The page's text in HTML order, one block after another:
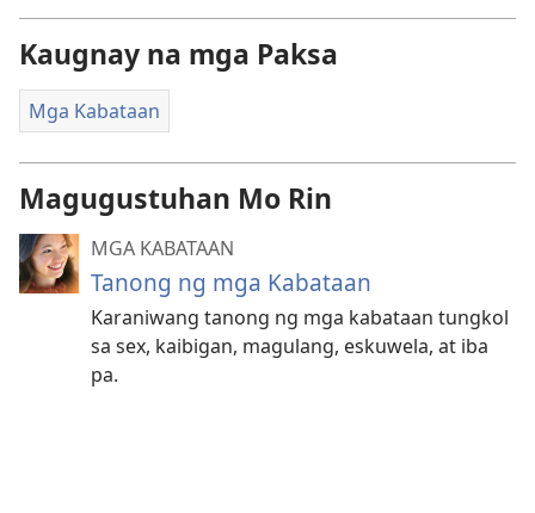
Kaugnay na mga Paksa
Mga Kabataan
Magugustuhan Mo Rin
MGA KABATAAN
Tanong ng mga Kabataan
Karaniwang tanong ng mga kabataan tungkol
sa sex, kaibigan, magulang, eskuwela, at iba
pa.